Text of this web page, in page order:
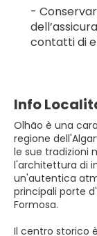
-
contatti di
Info
Olhão è una
regione
le sue tradizioni
l'architettura di
un'autentica
principali porte
Formosa.
Il centro storico